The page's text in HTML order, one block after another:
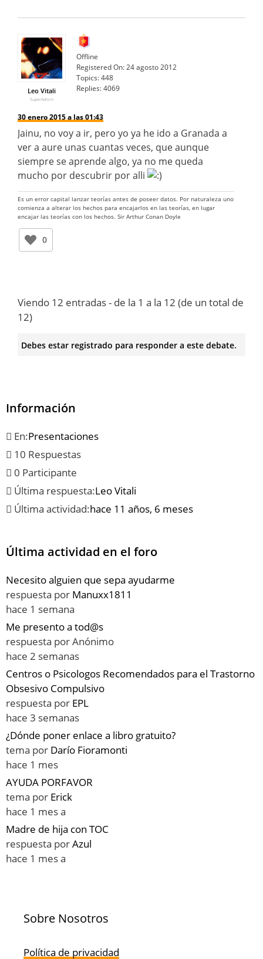
Leo Vitali
SuperAdmin
Offline
Registered On:24 agosto 2012
Topics:448
Replies:4069
30 enero 2015 a las 01:43
Jainu, no voy a ir, pero yo ya he ido a Granada a
ver a aure unas cuantas veces, que aunque
siempre se aprende algo, ya no me queda
mucho por descubrir por alli
Es un error capital lanzar teorías antes de poseer datos. Por naturaleza uno
comienza a alterar los hechos para encajarlos en las teorías, en lugar
encajar las teorías con los hechos. Sir Arthur Conan Doyle
0
Viendo 12 entradas - de la 1 a la 12 (de un total de
12)
Debes estar registrado para responder a este debate.
Información
En:Presentaciones
10 Respuestas
0 Participante
Última respuesta:Leo Vitali
Última actividad:hace 11 años, 6 meses
Última actividad en el foro
Necesito alguien que sepa ayudarme
respuesta por Manuxx1811
hace 1 semana
Me presento a tod@s
respuesta porAnónimo
hace 2 semanas
Centros o Psicologos Recomendados para el Trastorno
Obsesivo Compulsivo
respuesta por EPL
hace 3 semanas
¿Dónde poner enlace a libro gratuito?
tema por Darío Fioramonti
hace 1 mes
AYUDA PORFAVOR
tema por Erick
hace 1 mes a
Madre de hija con TOC
respuesta porAzul
hace 1 mes a
Sobre Nosotros
Política de privacidad